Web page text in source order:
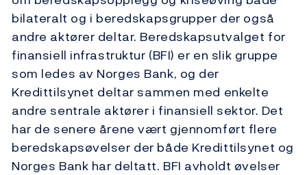
bilateralt og i beredskapsgrupper der også
andre aktører deltar. Beredskapsutvalget for
finansiell infrastruktur (BFI) er en slik gruppe
som ledes av Norges Bank, og der
Kredittilsynet deltar sammen med enkelte
andre sentrale aktører i finansiell sektor. Det
har de senere årene vært gjennomført flere
beredskapsøvelser der både Kredittilsynet og
Norges Bank har deltatt. BFI avholdt øvelser